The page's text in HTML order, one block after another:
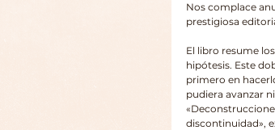
Nos complace
prestigiosa
El libro resume
hipótesis. Este
primero en
pudiera avanzar
discontinuidad»,